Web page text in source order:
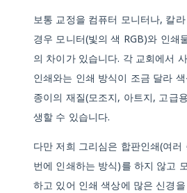
보통 교정을 컴퓨터 모니터나, 칼
경우 모니터(빛의 색 RGB)와 인쇄
의 차이가 있습니다. 각 교회에서
인쇄와는 인쇄 방식이 조금 달라
종이의 재질(모조지, 아트지, 고급
생할 수 있습니다.
다만 저희 그리심은 합판인쇄(여
번에 인쇄하는 방식)를 하지 않고
하고 있어 인쇄 색상에 많은 신경